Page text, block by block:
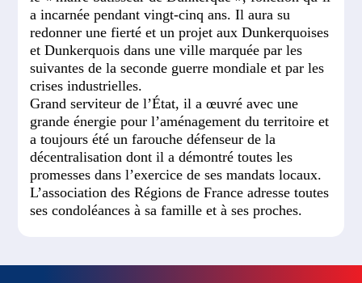
a incarnée pendant vingt-cinq ans. Il aura su
redonner une fierté et un projet aux Dunkerquoises
et Dunkerquois dans une ville marquée par les
suivantes de la seconde guerre mondiale et par les
crises industrielles.
Grand serviteur de l’État, il a œuvré avec une
grande énergie pour l’aménagement du territoire et
a toujours été un farouche défenseur de la
décentralisation dont il a démontré toutes les
promesses dans l’exercice de ses mandats locaux.
L’association des Régions de France adresse toutes
ses condoléances à sa famille et à ses proches.